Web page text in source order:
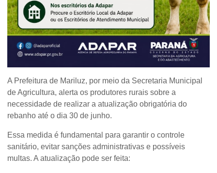
A Prefeitura de Mariluz, por meio da Secretaria Municipal
de Agricultura, alerta os produtores rurais sobre a
necessidade de realizar a atualização obrigatória do
rebanho até o dia 30 de junho.
Essa medida é fundamental para garantir o controle
sanitário, evitar sanções administrativas e possíveis
multas. A atualização pode ser feita: